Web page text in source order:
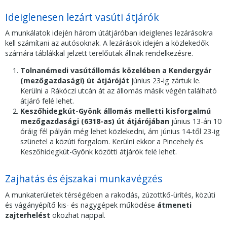
Ideiglenesen lezárt vasúti átjárók
A munkálatok idején három útátjáróban ideiglenes lezárásokra
kell számítani az autósoknak. A lezárások idején a közlekedők
számára táblákkal jelzett terelőutak állnak rendelkezésre.
Tolnanémedi vasútállomás közelében a Kendergyár
(mezőgazdasági) út átjáróját június 23-ig zártuk le.
Kerülni a Rákóczi utcán át az állomás másik végén található
átjáró felé lehet.
Keszőhidegkút-Gyönk állomás melletti kisforgalmú
mezőgazdasági (6318-as) út átjárójában június 13-án 10
óráig fél pályán még lehet közlekedni, ám június 14-től 23-ig
szünetel a közúti forgalom. Kerülni ekkor a Pincehely és
Keszőhidegkút-Gyönk közötti átjárók felé lehet.
Zajhatás és éjszakai munkavégzés
A munkaterületek térségében a rakodás, zúzottkő-ürítés, közúti
és vágányépítő kis- és nagygépek működése átmeneti
zajterhelést okozhat nappal.